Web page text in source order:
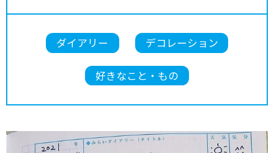
ダイアリー デコレーション
好きなこと・もの